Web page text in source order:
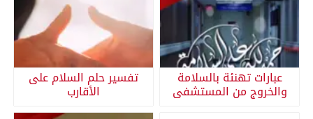
عبارات تهنئة بالسلامة
والخروج من المستشفى
تفسير حلم السلام على
الأقارب